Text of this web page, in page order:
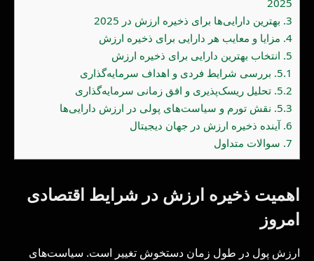
3. بهترین دارایی‌ها برای ذخیره ارزش در 2025
4. مزایا و معایب هر دارایی برای ذخیره ارزش
5. انتخاب بهترین دارایی برای ذخیره ارزش
5.1. بررسی شرایط فردی و اهداف سرمایه‌گذاری
5.2. تحلیل ریسک‌پذیری و افق زمانی سرمایه‌گذاری
5.3. نقش تورم و سیاست‌های پولی در ارزش دارایی‌ها
6. آینده ذخیره ارزش در جهان دیجیتال
7. سوالات متداول
اهمیت ذخیره ارزش در شرایط اقتصادی
امروز
ارزش پول در طول زمان دستخوش تغییر است. سیاست‌های